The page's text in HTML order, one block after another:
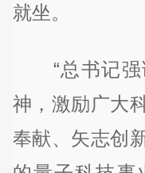
就坐。
“总书记强
神，激励广大
奉献、矢志创